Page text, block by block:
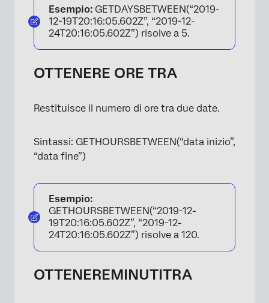
Esempio: GETDAYSBETWEEN(“2019-
12-19T20:16:05.602Z”, “2019-12-
24T20:16:05.602Z”) risolve a 5.
OTTENERE ORE TRA
Restituisce il numero di ore tra due date.
Sintassi: GETHOURSBETWEEN(“data inizio”,
“data fine”)
Esempio:
GETHOURSBETWEEN(“2019-12-
19T20:16:05.602Z”, “2019-12-
24T20:16:05.602Z”) risolve a 120.
OTTENEREMINUTITRA